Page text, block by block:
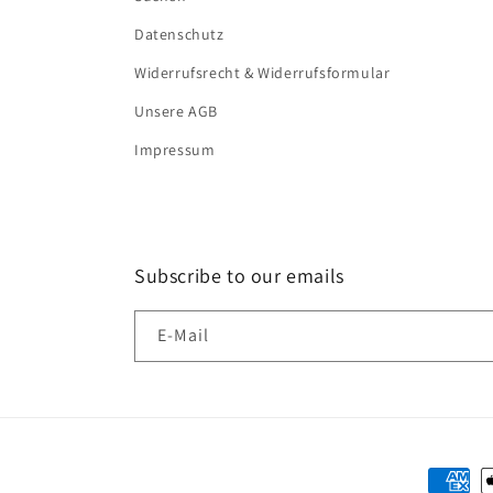
Datenschutz
Widerrufsrecht & Widerrufsformular
Unsere AGB
Impressum
Subscribe to our emails
E-Mail